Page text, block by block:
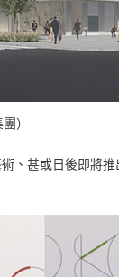
）
、甚或日後即將